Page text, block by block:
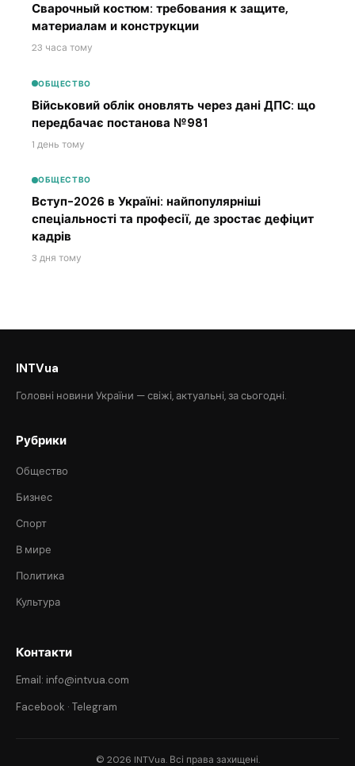
Сварочный костюм: требования к защите,
материалам и конструкции
23 часа тому
ОБЩЕСТВО
Військовий облік оновлять через дані ДПС: що
передбачає постанова №981
1 день тому
ОБЩЕСТВО
Вступ-2026 в Україні: найпопулярніші
спеціальності та професії, де зростає дефіцит
кадрів
3 дня тому
INTVua
Головні новини України — свіжі, актуальні, за сьогодні.
Рубрики
Общество
Бизнес
Спорт
В мире
Политика
Культура
Контакти
Email: info@intvua.com
Facebook · Telegram
© 2026 INTVua. Всі права захищені.